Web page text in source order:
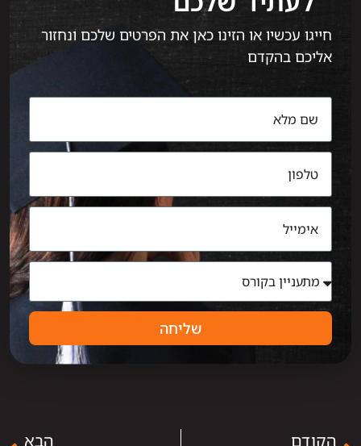
חייגו עכשיו או הזינו כאן את הפרטים שלכם ונחזור
אליכם בהקדם
שליחה
הקודם הבא